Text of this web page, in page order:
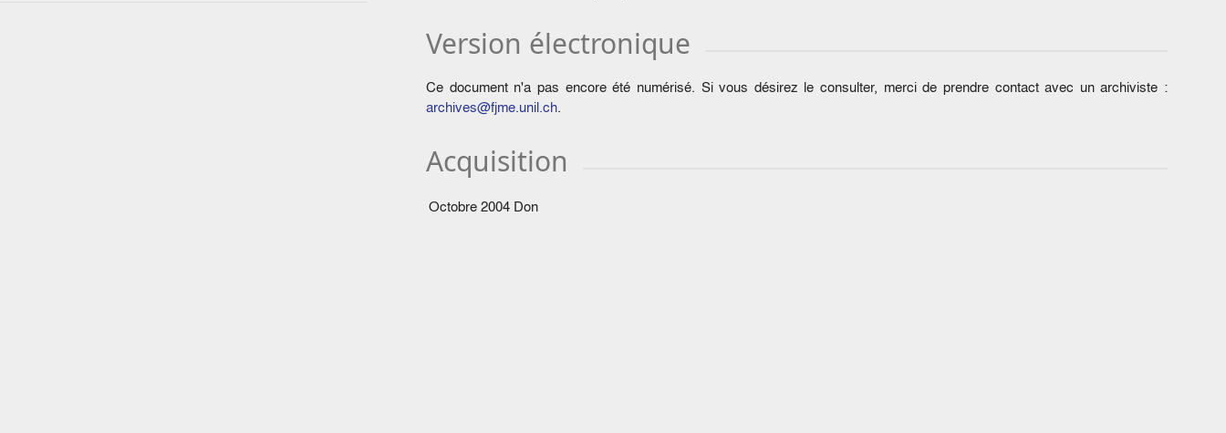
Version électronique
Ce document n'a pas encore été numérisé. Si vous désirez le consulter, merci de prendre contact avec un archiviste :
archives@fjme.unil.ch.
Acquisition
Octobre 2004 Don